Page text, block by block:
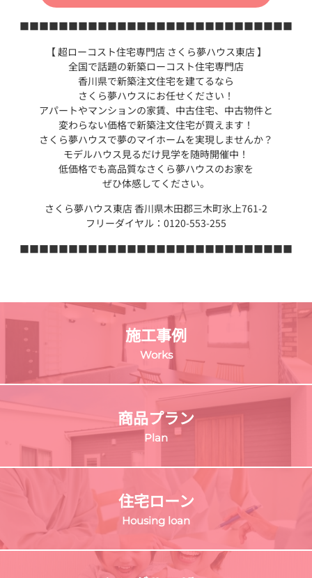
■■■■■■■■■■■■■■■■■■■■■■■■■■■■
【 超ローコスト住宅専門店 さくら夢ハウス東店 】
全国で話題の新築ローコスト住宅専門店
香川県で新築注文住宅を建てるなら
さくら夢ハウスにお任せください！
アパートやマンションの家賃、中古住宅、中古物件と
変わらない価格で新築注文住宅が買えます！
さくら夢ハウスで夢のマイホームを実現しませんか？
モデルハウス見るだけ見学を随時開催中！
低価格でも高品質なさくら夢ハウスのお家を
ぜひ体感してください。
さくら夢ハウス東店 香川県木田郡三木町氷上761-2
フリーダイヤル：0120-553-255
■■■■■■■■■■■■■■■■■■■■■■■■■■■■
施工事例
Works
商品プラン
Plan
住宅ローン
Housing loan